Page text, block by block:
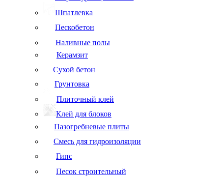
Шпатлевка
Пескобетон
Наливные полы
Керамзит
Сухой бетон
Грунтовка
Плиточный клей
Клей для блоков
Пазогребневые плиты
Смесь для гидроизоляции
Гипс
Песок строительный